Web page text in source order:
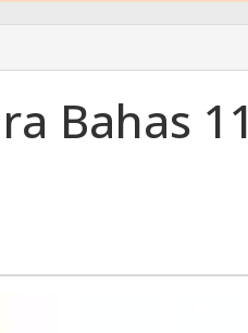
Bahas 11